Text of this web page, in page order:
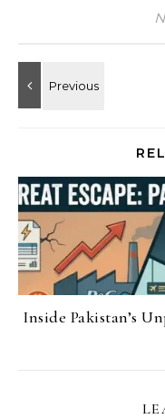
Inside Pakistan’s